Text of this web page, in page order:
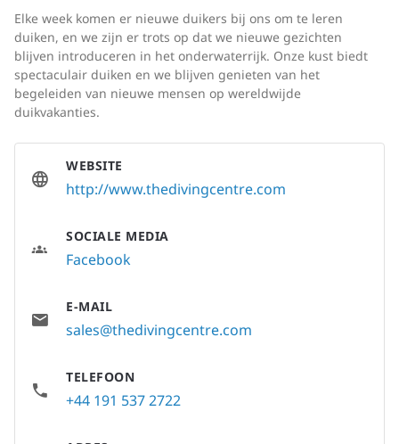
Elke week komen er nieuwe duikers bij ons om te leren
duiken, en we zijn er trots op dat we nieuwe gezichten
blijven introduceren in het onderwaterrijk. Onze kust biedt
spectaculair duiken en we blijven genieten van het
begeleiden van nieuwe mensen op wereldwijde
duikvakanties.
WEBSITE
http://www.thedivingcentre.com
SOCIALE MEDIA
Facebook
E-MAIL
sales@thedivingcentre.com
TELEFOON
+44 191 537 2722